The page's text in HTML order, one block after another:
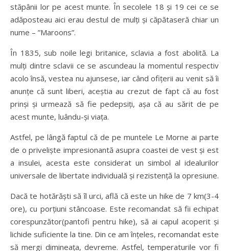
stăpânii lor pe acest munte. În secolele 18 și 19 cei ce se
adăposteau aici erau destul de mulți și căpătaseră chiar un
nume – ”Maroons”.
În 1835, sub noile legi britanice, sclavia a fost abolită. La
mulți dintre sclavii ce se ascundeau la momentul respectiv
acolo însă, vestea nu ajunsese, iar când ofițerii au venit să îi
anunțe că sunt liberi, aceștia au crezut de fapt că au fost
prinși și urmează să fie pedepsiți, așa că au sărit de pe
acest munte, luându-și viața.
Astfel, pe lângă faptul că de pe muntele Le Morne ai parte
de o priveliște impresionantă asupra coastei de vest și est
a insulei, acesta este considerat un simbol al idealurilor
universale de libertate individuală și rezistență la opresiune.
Dacă te hotărăști să îl urci, află că este un hike de 7 km(3-4
ore), cu porțiuni stâncoase. Este recomandat să fii echipat
corespunzător(pantofi pentru hike), să ai capul acoperit și
lichide suficiente la tine. Din ce am înțeles, recomandat este
să mergi dimineața, devreme. Astfel, temperaturile vor fi